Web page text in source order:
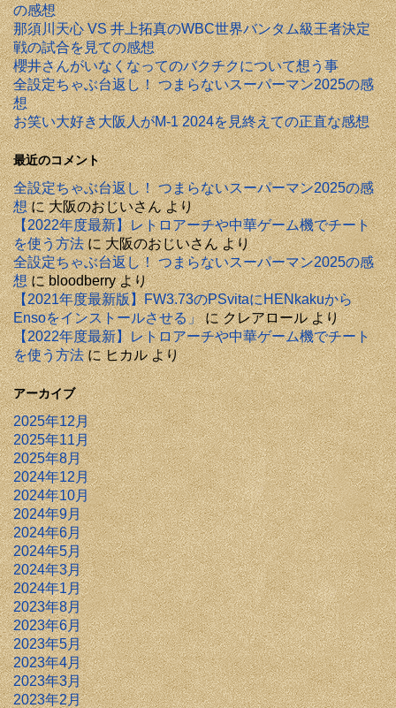
の感想
那須川天心 VS 井上拓真のWBC世界バンタム級王者決定
戦の試合を見ての感想
櫻井さんがいなくなってのバクチクについて想う事
全設定ちゃぶ台返し！ つまらないスーパーマン2025の感
想
お笑い大好き大阪人がM-1 2024を見終えての正直な感想
最近のコメント
全設定ちゃぶ台返し！ つまらないスーパーマン2025の感
想に大阪のおじいさんより
【2022年度最新】レトロアーチや中華ゲーム機でチート
を使う方法に大阪のおじいさんより
全設定ちゃぶ台返し！ つまらないスーパーマン2025の感
想にbloodberryより
【2021年度最新版】FW3.73のPSvitaにHENkakuから
Ensoをインストールさせる」にクレアロールより
【2022年度最新】レトロアーチや中華ゲーム機でチート
を使う方法にヒカルより
アーカイブ
2025年12月
2025年11月
2025年8月
2024年12月
2024年10月
2024年9月
2024年6月
2024年5月
2024年3月
2024年1月
2023年8月
2023年6月
2023年5月
2023年4月
2023年3月
2023年2月